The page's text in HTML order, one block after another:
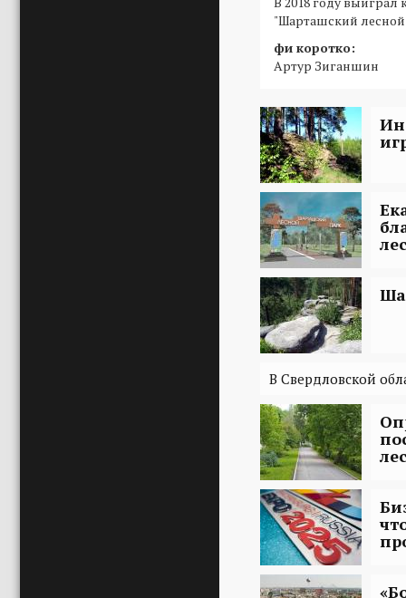
"Шарташский лесной
фи коротко:
Артур Зиганшин
В Свердловской